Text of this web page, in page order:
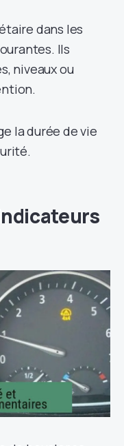
dans les
Ils
niveaux ou
la durée de vie